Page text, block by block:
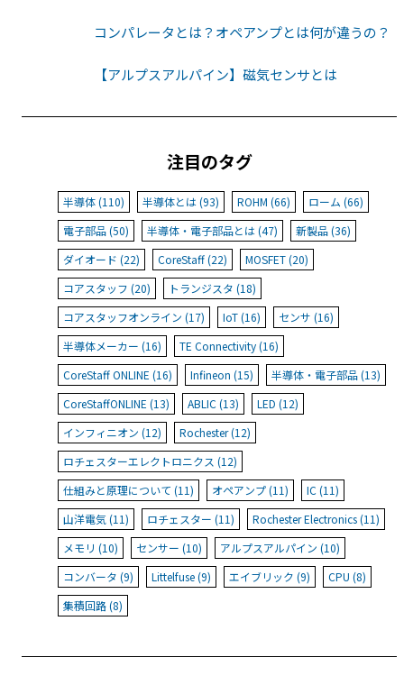
コンパレータとは？オペアンプとは何が違うの？
【アルプスアルパイン】磁気センサとは
注目のタグ
半導体 (110) 半導体とは (93) ROHM (66)
ローム (66)
電子部品 (50)
半導体・電子部品とは (47)
新製品 (36)
ダイオード (22)
CoreStaff (22)
MOSFET (20)
コアスタッフ (20)
トランジスタ (18)
コアスタッフオンライン (17)
IoT (16)
センサ (16)
半導体メーカー (16)
TE Connectivity (16)
CoreStaff ONLINE (16)
Infineon (15)
半導体・電子部品 (13)
CoreStaffONLINE (13)
ABLIC (13)
LED (12)
インフィニオン (12)
Rochester (12)
ロチェスターエレクトロニクス (12)
仕組みと原理について (11)
オペアンプ (11)
IC (11)
山洋電気 (11)
ロチェスター (11)
Rochester Electronics (11)
メモリ (10)
センサー (10)
アルプスアルパイン (10)
コンバータ (9)
Littelfuse (9) エイブリック (9)
CPU (8)
集積回路 (8)